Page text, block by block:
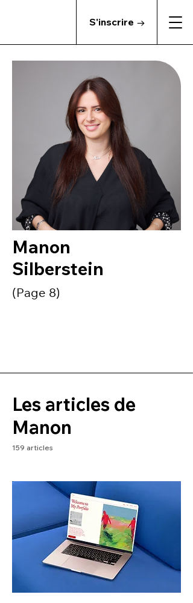
S'inscrire →
Manon
Silberstein
(Page 8)
Les articles de
Manon
159 articles